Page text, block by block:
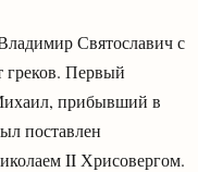
Святославич с
греков. Первый
прибывший в
поставлен
II Хрисовергом.